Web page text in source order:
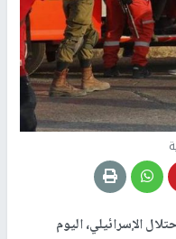
الإسرائيلي، اليوم